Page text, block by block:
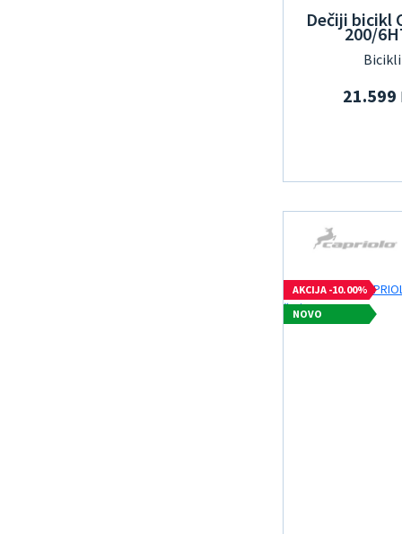
Dečiji bicikl
200/
21.599
AKCIJA -10.00%
NOVO